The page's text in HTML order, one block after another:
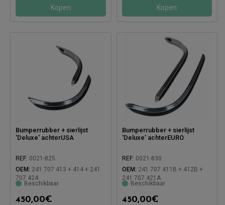
Kopen Kopen
Bumperrubber + sierlijst
'Deluxe' achterUSA
REF: 0021-825
OEM: 241 707 413 + 414 + 241
707 424
Beschikbaar
450,00€
Bumperrubber + sierlijst
'Deluxe' achterEURO
REF: 0021-830
OEM: 241 707 411B + 412B +
241 707 421A
Beschikbaar
450,00€